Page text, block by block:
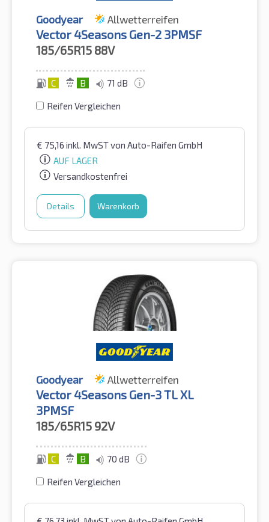
Goodyear Allwetterreifen
Vector 4Seasons Gen-2 3PMSF
185/65R15 88V
C B 71 dB
Reifen Vergleichen
€ 75,16 inkl. MwSTvon Auto-Raifen GmbH
AUF LAGER
Versandkostenfrei
Details Warenkorb
Goodyear Allwetterreifen
Vector 4Seasons Gen-3 TL XL
3PMSF
185/65R15 92V
C B 70 dB
Reifen Vergleichen